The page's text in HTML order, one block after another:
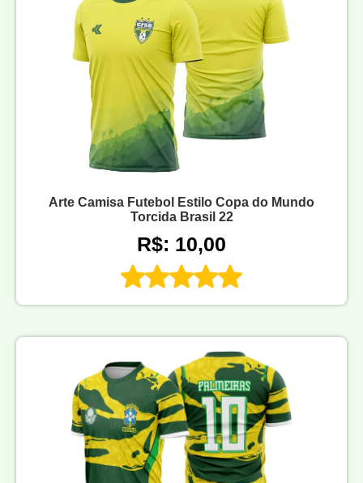
Arte Camisa Futebol Estilo Copa do Mundo
Torcida Brasil 22
R$: 10,00